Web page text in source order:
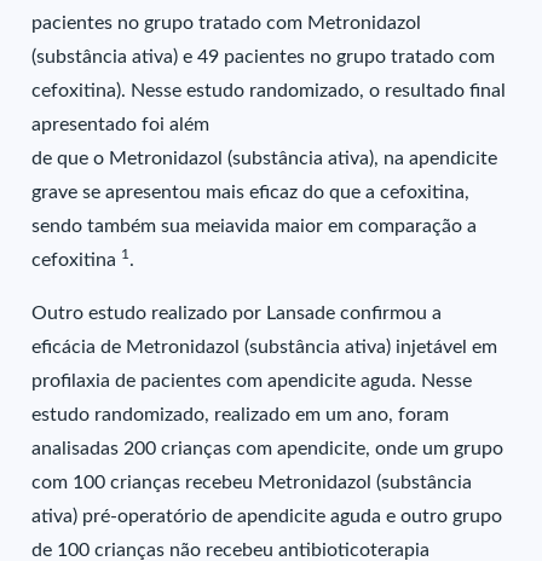
pacientes no grupo tratado com Metronidazol
(substância ativa) e 49 pacientes no grupo tratado com
cefoxitina). Nesse estudo randomizado, o resultado final
apresentado foi além
de que o Metronidazol (substância ativa), na apendicite
grave se apresentou mais eficaz do que a cefoxitina,
sendo também sua meiavida maior em comparação a
cefoxitina 1 .
Outro estudo realizado por Lansade confirmou a
eficácia de Metronidazol (substância ativa) injetável em
profilaxia de pacientes com apendicite aguda. Nesse
estudo randomizado, realizado em um ano, foram
analisadas 200 crianças com apendicite, onde um grupo
com 100 crianças recebeu Metronidazol (substância
ativa) pré-operatório de apendicite aguda e outro grupo
de 100 crianças não recebeu antibioticoterapia